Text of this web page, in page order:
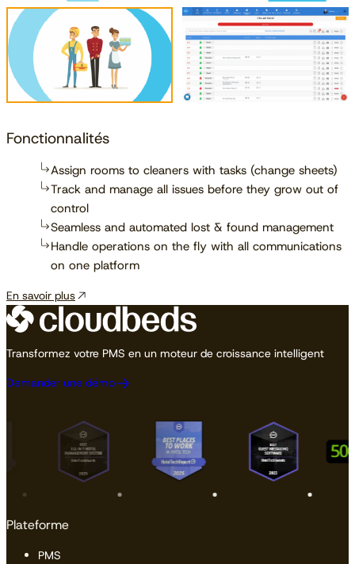
Fonctionnalités
Assign rooms to cleaners with tasks (change sheets)
Track and manage all issues before they grow out of
control
Seamless and automated lost & found management
Handle operations on the fly with all communications
on one platform
En savoir plus
Transformez votre PMS en un moteur de croissance intelligent
Demander une démo
Plateforme
PMS